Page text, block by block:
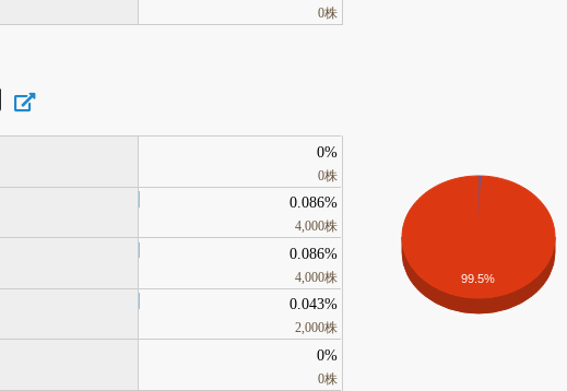
0株
0%
0株
0.086%
4,000株
0.086%
4,000株
0.043%
2,000株
0%
0株
99.5%